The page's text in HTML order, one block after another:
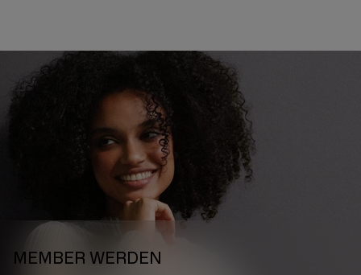
MEMBER WERDEN